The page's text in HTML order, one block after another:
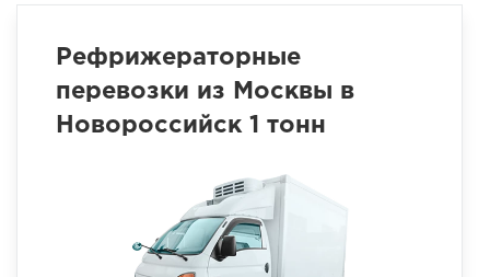
Рефрижераторные
перевозки из Москвы в
Новороссийск 1 тонн